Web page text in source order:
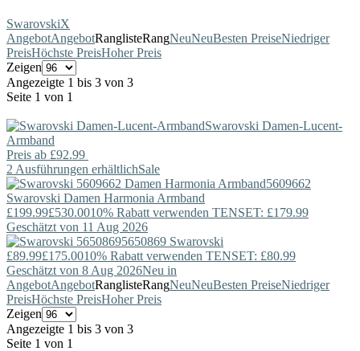
SwarovskiX
AngebotAngebotRanglisteRangNeuNeuBesten PreiseNiedriger
PreisHöchste PreisHoher Preis
Zeigen
Angezeigte 1 bis 3 von 3
Seite 1 von 1
Swarovski Damen-Lucent-
Armband
Preis ab £92.99
2 Ausführungen erhältlichSale
5609662
Swarovski Damen Harmonia Armband
£199.99£530.0010% Rabatt verwenden TENSET: £179.99
Geschätzt von 11 Aug 2026
5650869 Swarovski
£89.99£175.0010% Rabatt verwenden TENSET: £80.99
Geschätzt von 8 Aug 2026Neu in
AngebotAngebotRanglisteRangNeuNeuBesten PreiseNiedriger
PreisHöchste PreisHoher Preis
Zeigen
Angezeigte 1 bis 3 von 3
Seite 1 von 1